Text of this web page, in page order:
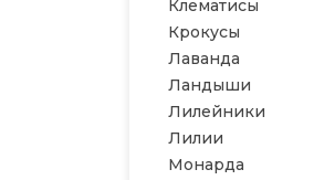
Клематисы
Крокусы
Лаванда
Ландыши
Лилейники
Лилии
Монарда